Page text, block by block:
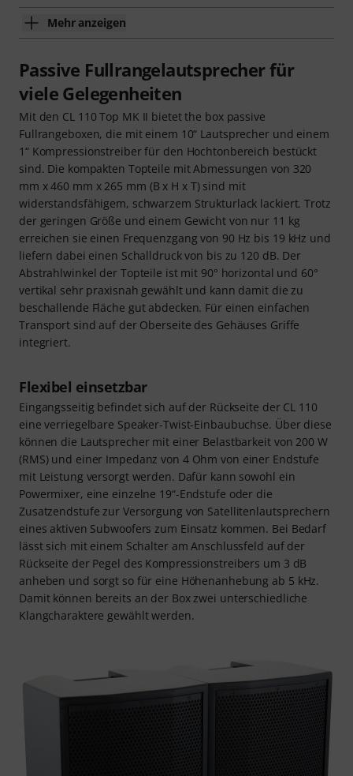
Mehr anzeigen
Passive Fullrangelautsprecher für
viele Gelegenheiten
Mit den CL 110 Top MK II bietet the box passive
Fullrangeboxen, die mit einem 10“ Lautsprecher und einem
1“ Kompressionstreiber für den Hochtonbereich bestückt
sind. Die kompakten Topteile mit Abmessungen von 320
mm x 460 mm x 265 mm (B x H x T) sind mit
widerstandsfähigem, schwarzem Strukturlack lackiert. Trotz
der geringen Größe und einem Gewicht von nur 11 kg
erreichen sie einen Frequenzgang von 90 Hz bis 19 kHz und
liefern dabei einen Schalldruck von bis zu 120 dB. Der
Abstrahlwinkel der Topteile ist mit 90° horizontal und 60°
vertikal sehr praxisnah gewählt und kann damit die zu
beschallende Fläche gut abdecken. Für einen einfachen
Transport sind auf der Oberseite des Gehäuses Griffe
integriert.
Flexibel einsetzbar
Eingangsseitig befindet sich auf der Rückseite der CL 110
eine verriegelbare Speaker-Twist-Einbaubuchse. Über diese
können die Lautsprecher mit einer Belastbarkeit von 200 W
(RMS) und einer Impedanz von 4 Ohm von einer Endstufe
mit Leistung versorgt werden. Dafür kann sowohl ein
Powermixer, eine einzelne 19“-Endstufe oder die
Zusatzendstufe zur Versorgung von Satellitenlautsprechern
eines aktiven Subwoofers zum Einsatz kommen. Bei Bedarf
lässt sich mit einem Schalter am Anschlussfeld auf der
Rückseite der Pegel des Kompressionstreibers um 3 dB
anheben und sorgt so für eine Höhenanhebung ab 5 kHz.
Damit können bereits an der Box zwei unterschiedliche
Klangcharaktere gewählt werden.